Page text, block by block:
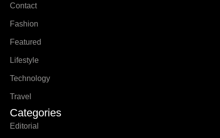
Contact
Fashion
Featured
Lifestyle
Technology
Travel
Categories
Editorial